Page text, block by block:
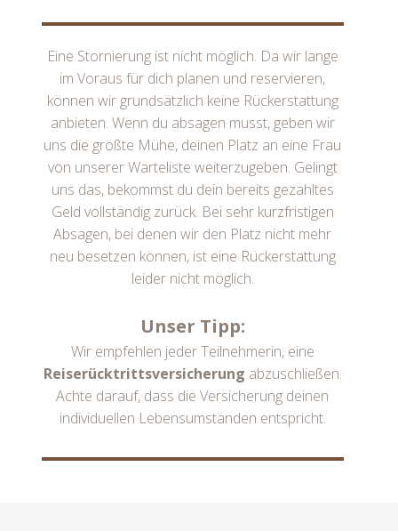
Eine Stornierung ist nicht möglich. Da wir lange
im Voraus für dich planen und reservieren,
können wir grundsätzlich keine Rückerstattung
anbieten. Wenn du absagen musst, geben wir
uns die größte Mühe, deinen Platz an eine Frau
von unserer Warteliste weiterzugeben. Gelingt
uns das, bekommst du dein bereits gezahltes
Geld vollständig zurück. Bei sehr kurzfristigen
Absagen, bei denen wir den Platz nicht mehr
neu besetzen können, ist eine Rückerstattung
leider nicht möglich.
Unser Tipp:
Wir empfehlen jeder Teilnehmerin, eine
Reiserücktrittsversicherung abzuschließen.
Achte darauf, dass die Versicherung deinen
individuellen Lebensumständen entspricht.